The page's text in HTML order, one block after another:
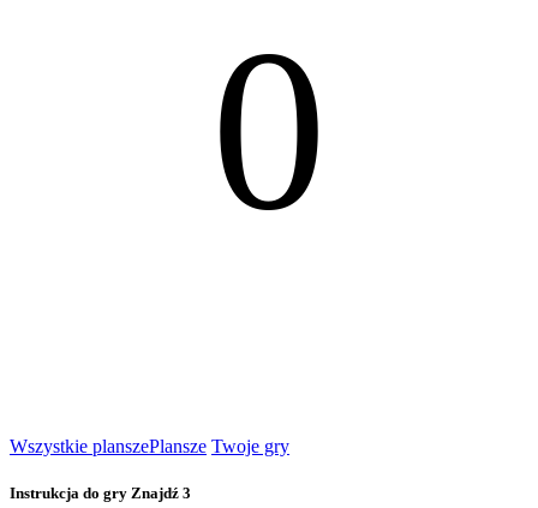
0
Wszystkie planszePlansze Twoje gry
Instrukcja do gry Znajdź 3